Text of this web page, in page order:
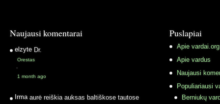
Naujausi komentarai
elzyte Dr.
Orestas
·
1 month ago
Irma aurė reiškia auksas baltiškose tautose
Puslapiai
Apie vardai.org
Apie vardus
Naujausi
Populiariausi
Berniukų